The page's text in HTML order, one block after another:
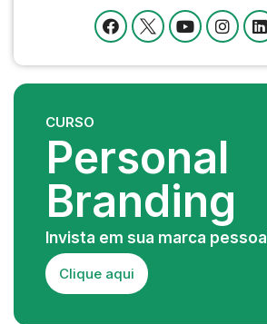
CURSO
Personal
Branding
Invista em sua marca pessoal
Clique aqui